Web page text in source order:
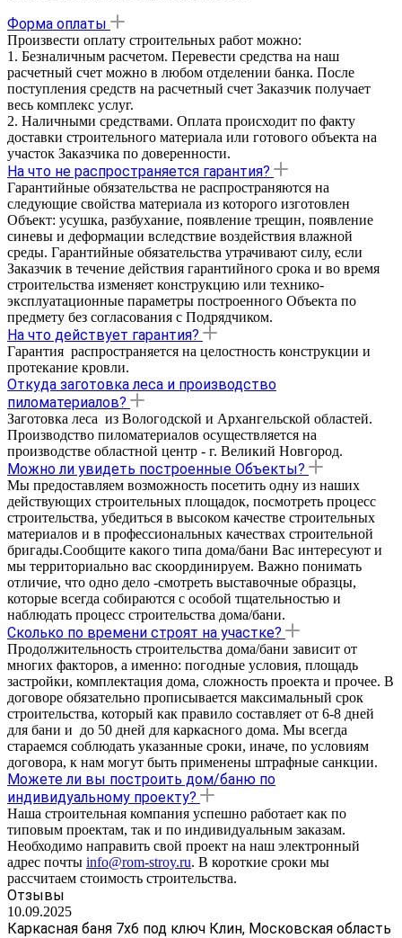
Форма оплаты
Произвести оплату строительных работ можно:
1. Безналичным расчетом. Перевести средства на наш
расчетный счет можно в любом отделении банка. После
поступления средств на расчетный счет Заказчик получает
весь комплекс услуг.
2. Наличными средствами. Оплата происходит по факту
доставки строительного материала или готового объекта на
участок Заказчика по доверенности.
На что не распространяется гарантия?
Гарантийные обязательства не распространяются на
следующие свойства материала из которого изготовлен
Объект: усушка, разбухание, появление трещин, появление
синевы и деформации вследствие воздействия влажной
среды. Гарантийные обязательства утрачивают силу, если
Заказчик в течение действия гарантийного срока и во время
строительства изменяет конструкцию или технико-
эксплуатационные параметры построенного Объекта по
предмету без согласования с Подрядчиком.
На что действует гарантия?
Гарантия распространяется на целостность конструкции и
протекание кровли.
Откуда заготовка леса и производство
пиломатериалов?
Заготовка леса из Вологодской и Архангельской областей.
Производство пиломатериалов осуществляется на
производстве областной центр - г. Великий Новгород.
Можно ли увидеть построенные Объекты?
Мы предоставляем возможность посетить одну из наших
действующих строительных площадок, посмотреть процесс
строительства, убедиться в высоком качестве строительных
материалов и в профессиональных качествах строительной
бригады.Сообщите какого типа дома/бани Вас интересуют и
мы территориально вас скоординируем. Важно понимать
отличие, что одно дело -смотреть выставочные образцы,
которые всегда собираются с особой тщательностью и
наблюдать процесс строительства дома/бани.
Сколько по времени строят на участке?
Продолжительность строительства дома/бани зависит от
многих факторов, а именно: погодные условия, площадь
застройки, комплектация дома, сложность проекта и прочее. В
договоре обязательно прописывается максимальный срок
строительства, который как правило составляет от 6-8 дней
для бани и до 50 дней для каркасного дома. Мы всегда
стараемся соблюдать указанные сроки, иначе, по условиям
договора, к нам могут быть применены штрафные санкции.
Можете ли вы построить дом/баню по
индивидуальному проекту?
Наша строительная компания успешно работает как по
типовым проектам, так и по индивидуальным заказам.
Необходимо направить свой проект на наш электронный
адрес почты info@rom-stroy.ru. В короткие сроки мы
рассчитаем стоимость строительства.
Отзывы
10.09.2025
Каркасная баня 7х6 под ключ Клин, Московская область